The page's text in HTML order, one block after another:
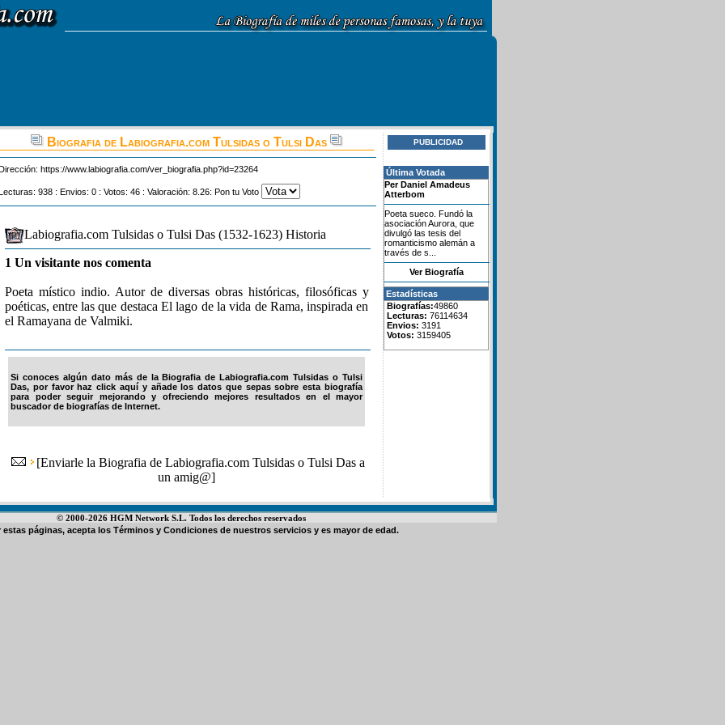
Biografia de Labiografia.com Tulsidas o Tulsi Das
https://www.labiografia.com/ver_biografia.php?id=23264
938 : Envios: 0 : Votos: 46 : Valoración: 8.26: Pon tu Voto
Labiografia.com Tulsidas o Tulsi Das (1532-1623) Historia
1 Un visitante nos comenta
Poeta místico indio. Autor de diversas obras históricas, filosóficas y
poéticas, entre las que destaca El lago de la vida de Rama, inspirada en
el Ramayana de Valmiki.
Si conoces algún dato más de la Biografia de Labiografia.com Tulsidas o Tulsi
Das, por favor haz click aquí y añade los datos que sepas sobre esta biografía
para poder seguir mejorando y ofreciendo mejores resultados en el mayor
buscador de biografías de Internet.
[Enviarle la Biografia de Labiografia.com Tulsidas o Tulsi Das a
un amig@]
PUBLICIDAD
Última Votada
Per Daniel Amadeus
Atterbom
Poeta sueco. Fundó la
asociación Aurora, que
divulgó las tesis del
romanticismo alemán a
través de s...
Ver Biografía
Estadísticas
Biografías:49860
Lecturas: 76114634
Envios: 3191
Votos: 3159405
© 2000-2026 HGM Network S.L. Todos los derechos reservados
estas páginas, acepta los Términos y Condiciones de nuestros servicios y es mayor de edad.